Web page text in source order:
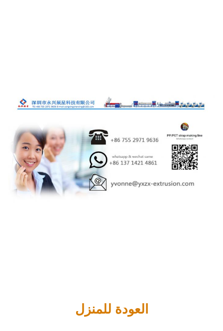
العودة للمنزل